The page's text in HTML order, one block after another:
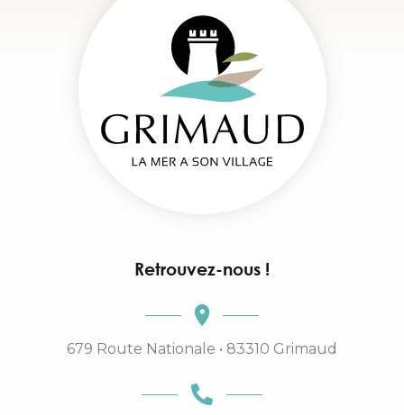
Retrouvez-nous !
679 Route Nationale • 83310 Grimaud